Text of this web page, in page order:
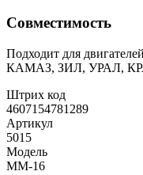
Совместимость
Подходит для
КАМАЗ, ЗИЛ, УРАЛ,
Штрих код
4607154781289
Артикул
5015
Модель
ММ-16